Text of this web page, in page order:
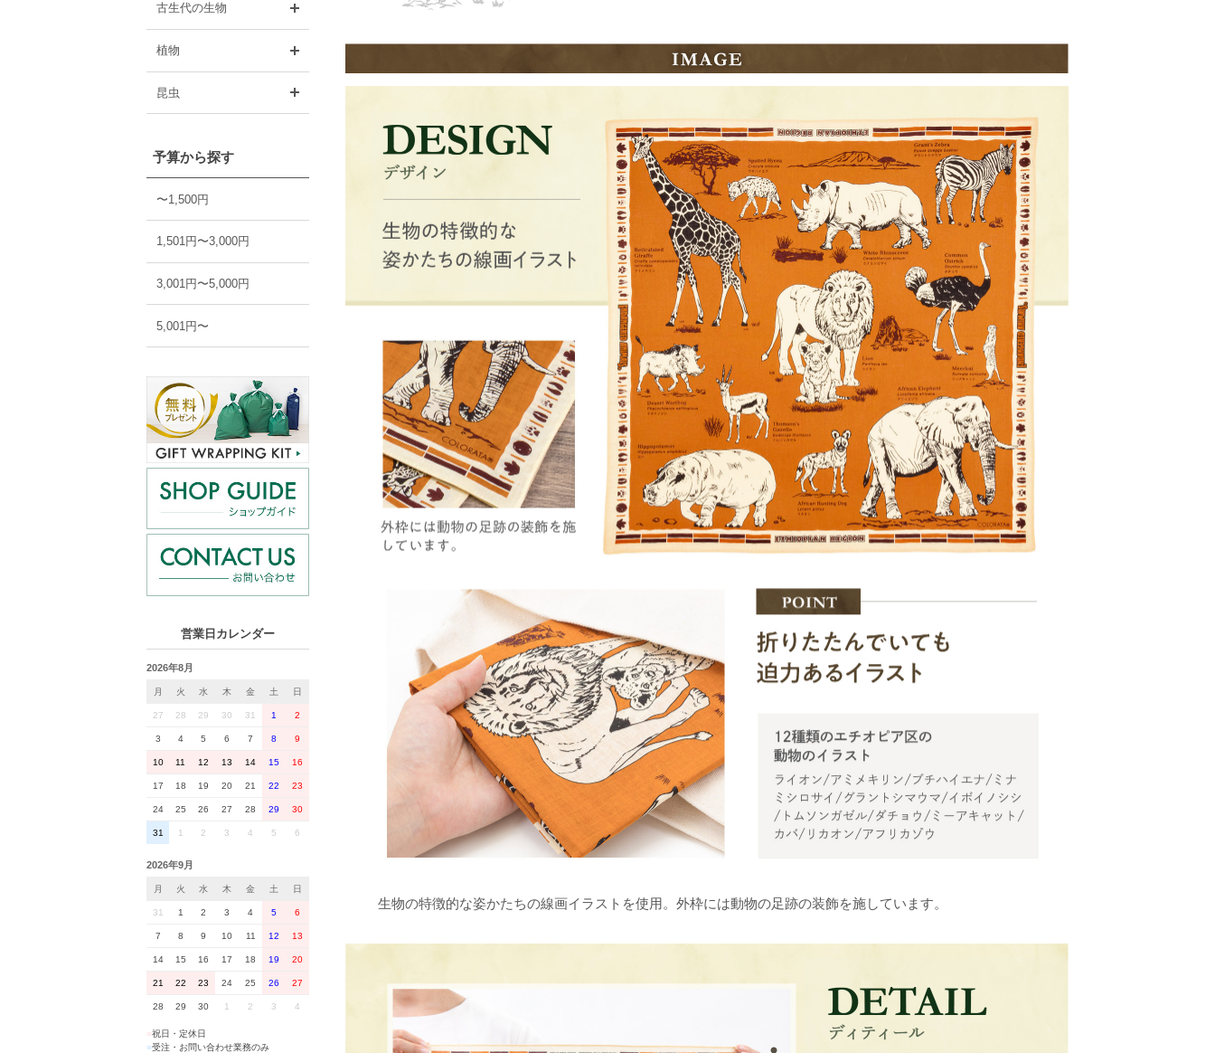
古生代の生物
植物
昆虫
予算から探す
〜1,500円
1,501円〜3,000円
3,001円〜5,000円
5,001円〜
営業日カレンダー
2026年8月
月 火 水 木 金 土 日
27 28 29 30 31 1 2
3 4 5 6 7 8 9
10 11 12 13 14 15 16
17 18 19 20 21 22 23
24 25 26 27 28 29 30
31 1 2 3 4 5 6
2026年9月
月 火 水 木 金 土 日
31 1 2 3 4 5 6
7 8 9 10 11 12 13
14 15 16 17 18 19 20
21 22 23 24 25 26 27
28 29 30 1 2 3 4
祝日・定休日
■受注・お問い合わせ業務のみ
生物の特徴的な姿かたちの線画イラストを使用。外枠には動物の足跡の装飾を施しています。